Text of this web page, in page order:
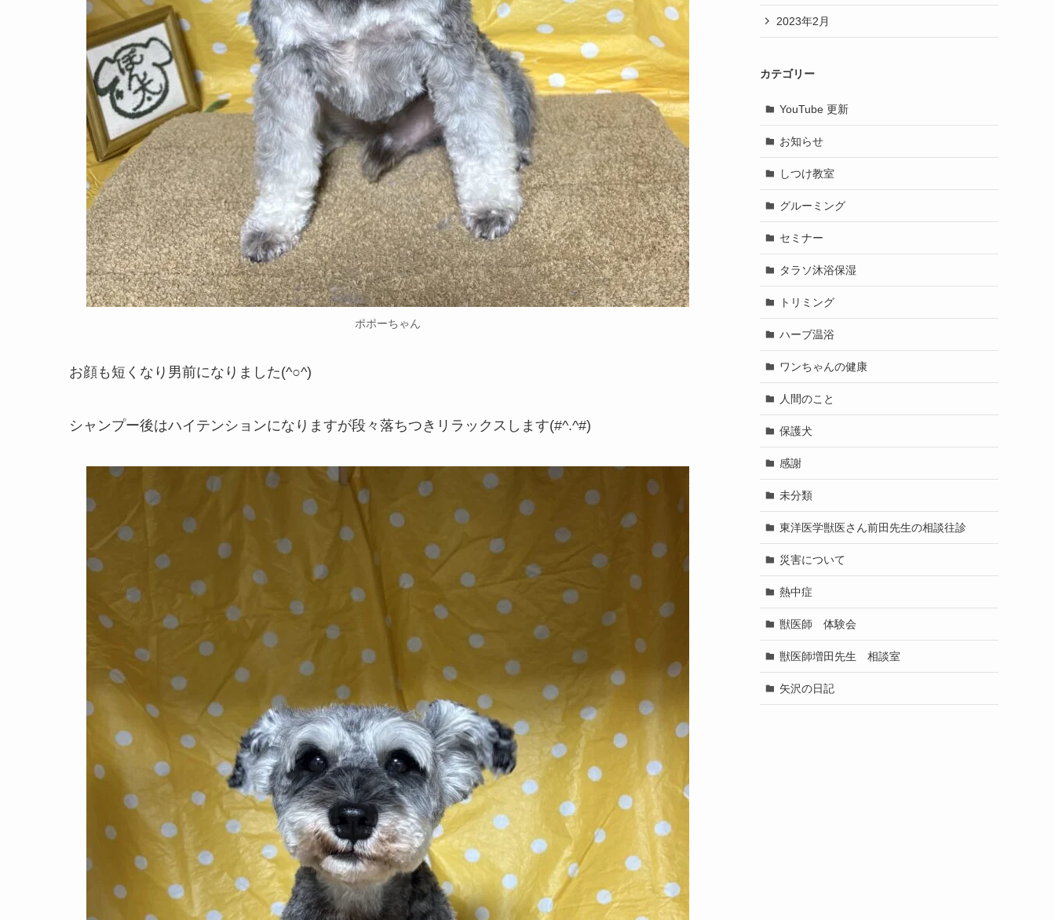
ポポーちゃん
お顔も短くなり男前になりました(^○^)
シャンプー後はハイテンションになりますが段々落ちつきリラックスします(#^.^#)
2023年2月
カテゴリー
YouTube 更新
お知らせ
しつけ教室
グルーミング
セミナー
タラソ沐浴保湿
トリミング
ハーブ温浴
ワンちゃんの健康
人間のこと
保護犬
感謝
未分類
東洋医学獣医さん前田先生の相談往診
災害について
熱中症
獣医師 体験会
獣医師増田先生 相談室
矢沢の日記